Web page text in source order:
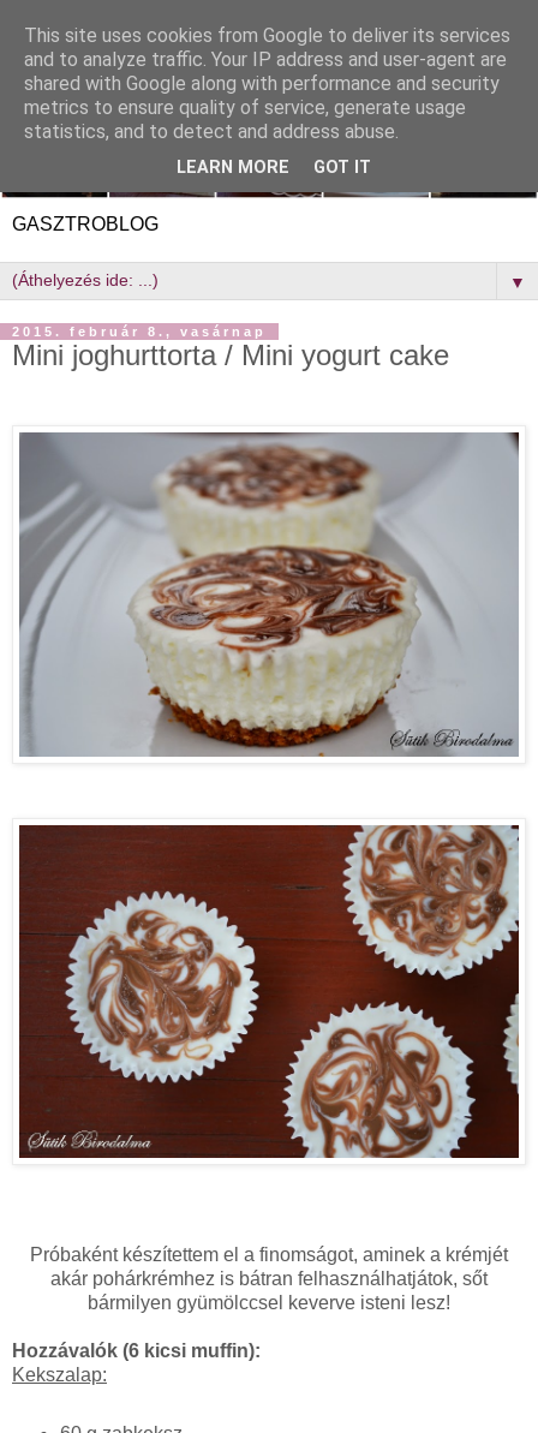
GASZTROBLOG
▼
2015. február 8., vasárnap
Mini joghurttorta / Mini yogurt cake
Próbaként készítettem el a finomságot, aminek a krémjét
akár pohárkrémhez is bátran felhasználhatjátok, sőt
bármilyen gyümölccsel keverve isteni lesz!
Hozzávalók (6 kicsi muffin):
Kekszalap:
This site uses cookies from Google to deliver its services
and to analyze traffic. Your IP address and user-agent are
shared with Google along with performance and security
metrics to ensure quality of service, generate usage
statistics, and to detect and address abuse.
LEARN MORE GOT IT